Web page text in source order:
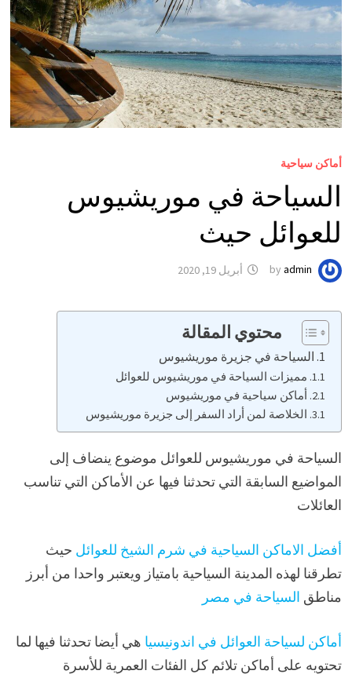
أماكن سياحية
السياحة في موريشيوس
للعوائل حيث
byadmin أبريل 19, 2020
محتوي المقالة
السياحة في جزيرة موريشيوس
مميزات السياحة في موريشيوس للعوائل
أماكن سياحية في موريشيوس
الخلاصة لمن أراد السفر إلى جزيرة موريشيوس
السياحة في موريشيوس للعوائل موضوع ينضاف إلى
المواضيع السابقة التي تحدثنا فيها عن الأماكن التي تناسب
العائلات
أفضل الاماكن السياحية في شرم الشيخ للعوائل حيث
تطرقنا لهذه المدينة السياحية بامتياز ويعتبر واحدا من أبرز
مناطق السياحة في مصر
أماكن لسياحة العوائل في اندونيسيا هي أيضا تحدثنا فيها لما
تحتويه على أماكن تلائم كل الفئات العمرية للأسرة